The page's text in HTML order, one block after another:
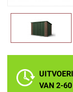
VAN 2-